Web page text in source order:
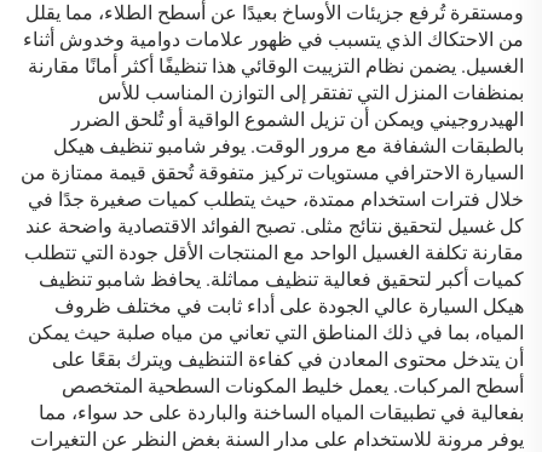
ومستقرة تُرفع جزيئات الأوساخ بعيدًا عن أسطح الطلاء، مما يقلل
من الاحتكاك الذي يتسبب في ظهور علامات دوامية وخدوش أثناء
الغسيل. يضمن نظام التزييت الوقائي هذا تنظيفًا أكثر أمانًا مقارنة
بمنظفات المنزل التي تفتقر إلى التوازن المناسب للأس
الهيدروجيني ويمكن أن تزيل الشموع الواقية أو تُلحق الضرر
بالطبقات الشفافة مع مرور الوقت. يوفر شامبو تنظيف هيكل
السيارة الاحترافي مستويات تركيز متفوقة تُحقق قيمة ممتازة من
خلال فترات استخدام ممتدة، حيث يتطلب كميات صغيرة جدًا في
كل غسيل لتحقيق نتائج مثلى. تصبح الفوائد الاقتصادية واضحة عند
مقارنة تكلفة الغسيل الواحد مع المنتجات الأقل جودة التي تتطلب
كميات أكبر لتحقيق فعالية تنظيف مماثلة. يحافظ شامبو تنظيف
هيكل السيارة عالي الجودة على أداء ثابت في مختلف ظروف
المياه، بما في ذلك المناطق التي تعاني من مياه صلبة حيث يمكن
أن يتدخل محتوى المعادن في كفاءة التنظيف ويترك بقعًا على
أسطح المركبات. يعمل خليط المكونات السطحية المتخصص
بفعالية في تطبيقات المياه الساخنة والباردة على حد سواء، مما
يوفر مرونة للاستخدام على مدار السنة بغض النظر عن التغيرات